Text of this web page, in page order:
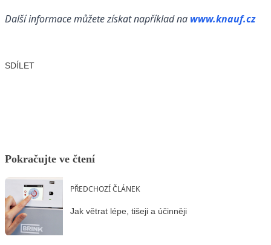
Další informace můžete získat například na www.knauf.cz
SDÍLET
Pokračujte ve čtení
PŘEDCHOZÍ ČLÁNEK
Jak větrat lépe, tišeji a účinněji